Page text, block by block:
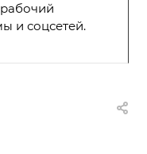
и соцсетей.